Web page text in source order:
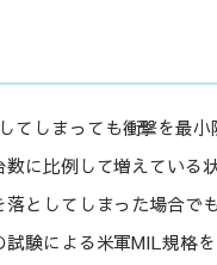
してしまっても衝撃を最
数に比例して増えている
落としてしまった場合
験による米軍MIL規格